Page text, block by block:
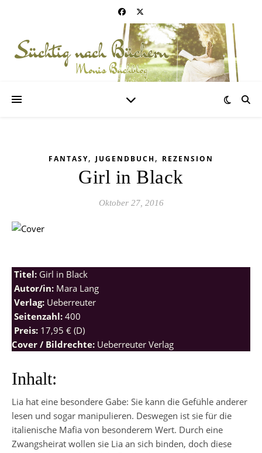
FANTASY, JUGENDBUCH, REZENSION
Girl in Black
Oktober 27, 2016
Titel: Girl in Black
Autor/in: Mara Lang
Verlag: Ueberreuter
Seitenzahl: 400
Preis: 17,95 € (D)
Cover / Bildrechte: Ueberreuter Verlag
Inhalt:
Lia hat eine besondere Gabe: Sie kann die Gefühle anderer
lesen und sogar manipulieren. Deswegen ist sie für die
italienische Mafia von besonderem Wert. Durch eine
Zwangsheirat wollen sie Lia an sich binden, doch diese